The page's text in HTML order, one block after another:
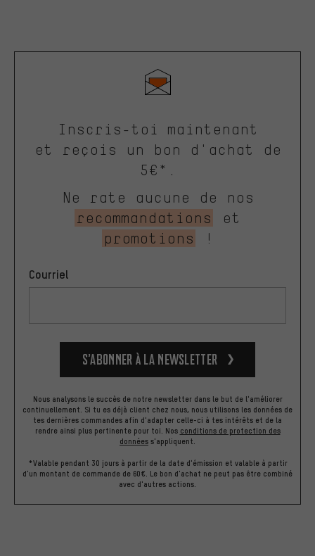
Inscris-toi maintenant
et reçois un bon d'achat de
5€*.
Ne rate aucune de nos
recommandations
et
promotions
!
Courriel
S’abonner à la newsletter
Nous analysons le succès de notre newsletter dans le but de l'améliorer
continuellement. Si tu es déjà client chez nous, nous utilisons les données de
tes dernières commandes afin d'adapter celle-ci à tes intérêts et de la
rendre ainsi plus pertinente pour toi. Nos conditions de protection des
données s'appliquent.
*Valable pendant 30 jours à partir de la date d'émission et valable à partir
d'un montant de commande de 60€. Le bon d'achat ne peut pas être combiné
avec d'autres actions.